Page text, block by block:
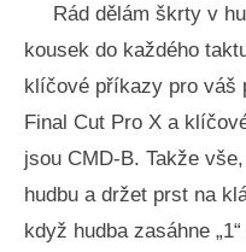
Rád dělám škrty v
kousek do každého
klíčové příkazy pro váš
Final Cut Pro X a
jsou CMD-B. Takže
hudbu a držet prst na
když hudba zasáhne